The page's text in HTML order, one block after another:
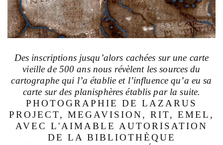
Des inscriptions jusqu’alors cachées sur une carte
vieille de 500 ans nous révèlent les sources du
cartographe qui l’a établie et l’influence qu’a eu sa
carte sur des planisphères établis par la suite.
PHOTOGRAPHIE DE LAZARUS
PROJECT, MEGAVISION, RIT, EMEL,
AVEC L'AIMABLE AUTORISATION
DE LA BIBLIOTHÈQUE